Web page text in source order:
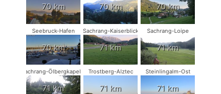
70 km 70 km 70 km
Seebruck-Hafen
70 km
Sachrang-Kaiserblick
71 km
Sachrang-Loipe
71 km
Sachrang-Ölbergkapelle
71 km
Trostberg-Alztec
71 km
Steinlingalm-Ost
71 km